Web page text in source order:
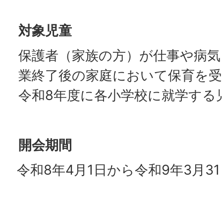
対象児童
保護者（家族の方）が仕事や病
業終了後の家庭において保育を
令和8年度に各小学校に就学する
開会期間
令和8年4月1日から令和9年3月